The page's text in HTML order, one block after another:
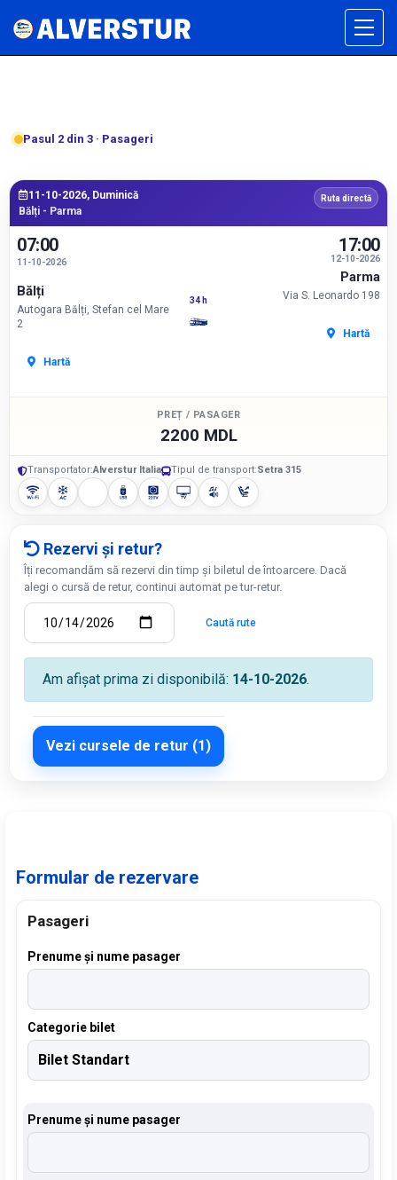
Pasul 2 din 3 · Pasageri
11-10-2026, Duminică
Bălți - Parma
Ruta directă
07:00
11-10-2026
Bălți
Autogara Bălți, Stefan cel Mare
2
Hartă
34 h
12-10-2026
17:00
Parma
Via S. Leonardo 198
Hartă
PREȚ / PASAGER
2200 MDL
Transportator:Alverstur Italia Tipul de transport:Setra 315
Rezervi și retur?
Îți recomandăm să rezervi din timp și biletul de întoarcere. Dacă
alegi o cursă de retur, continui automat pe tur-retur.
Caută rute
Am afișat prima zi disponibilă: 14-10-2026.
Vezi cursele de retur (1)
Formular de rezervare
Pasageri
Prenume și nume pasager
Categorie bilet
Prenume și nume pasager